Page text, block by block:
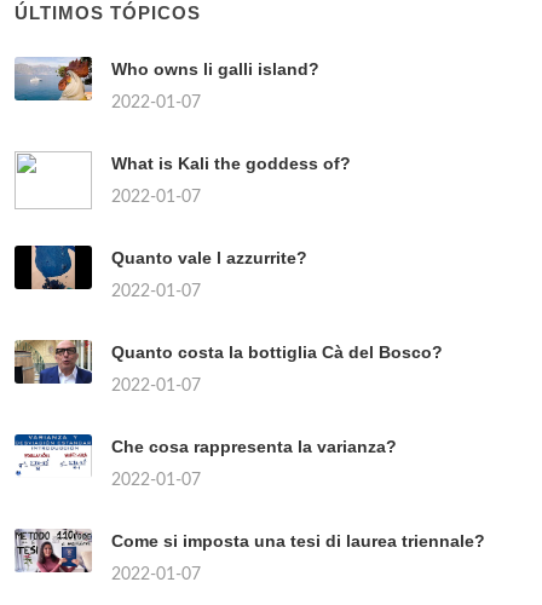
ÚLTIMOS TÓPICOS
Who owns li galli island?
2022-01-07
What is Kali the goddess of?
2022-01-07
Quanto vale l azzurrite?
2022-01-07
Quanto costa la bottiglia Cà del Bosco?
2022-01-07
Che cosa rappresenta la varianza?
2022-01-07
Come si imposta una tesi di laurea triennale?
2022-01-07